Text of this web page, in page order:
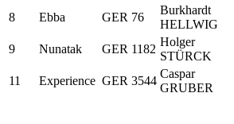
8 Ebba GER 76
Burkhardt
HELLWIG
9 Nunatak GER 1182
Holger
STÜRCK
11 Experience GER 3544
Caspar
GRUBER